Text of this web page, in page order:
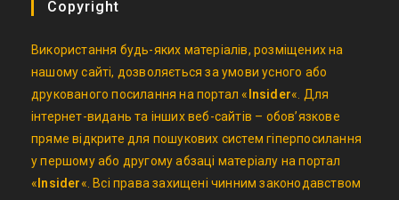
Copyright
Використання будь-яких матеріалів, розміщених на
нашому сайті, дозволяється за умови усного або
друкованого посилання на портал « Insider«. Для
інтернет-видань та інших веб-сайтів – обов’язкове
пряме відкрите для пошукових систем гіперпосилання
у першому або другому абзаці матеріалу на портал
« Insider«. Всі права захищені чинним законодавством